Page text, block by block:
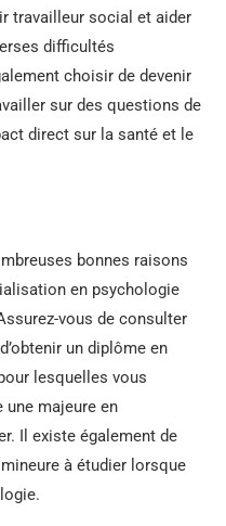
travailleur social et aider
difficultés
choisir de devenir
sur des questions de
direct sur la santé et le
bonnes raisons
en psychologie
vous de consulter
un diplôme en
lesquelles vous
une majeure en
Il existe également de
à étudier lorsque